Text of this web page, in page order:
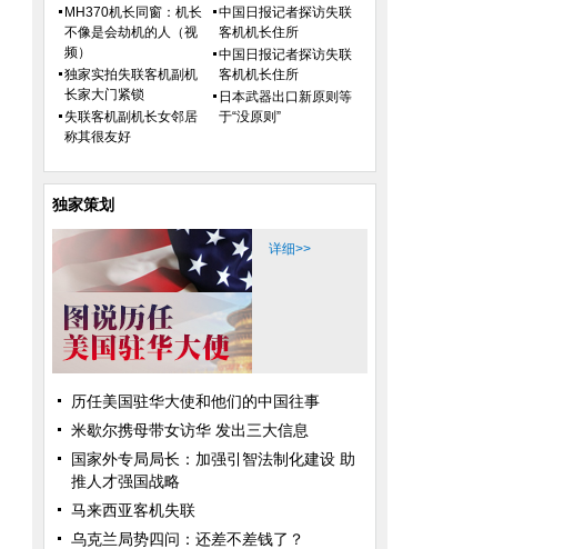
MH370机长同窗：机长
不像是会劫机的人（视
频）
独家实拍失联客机副机
长家大门紧锁
失联客机副机长女邻居
称其很友好
中国日报记者探访失联
客机机长住所
中国日报记者探访失联
客机机长住所
日本武器出口新原则等
于“没原则”
独家策划
详细>>
历任美国驻华大使和他们的中国往事
米歇尔携母带女访华 发出三大信息
国家外专局局长：加强引智法制化建设 助
推人才强国战略
马来西亚客机失联
乌克兰局势四问：还差不差钱了？